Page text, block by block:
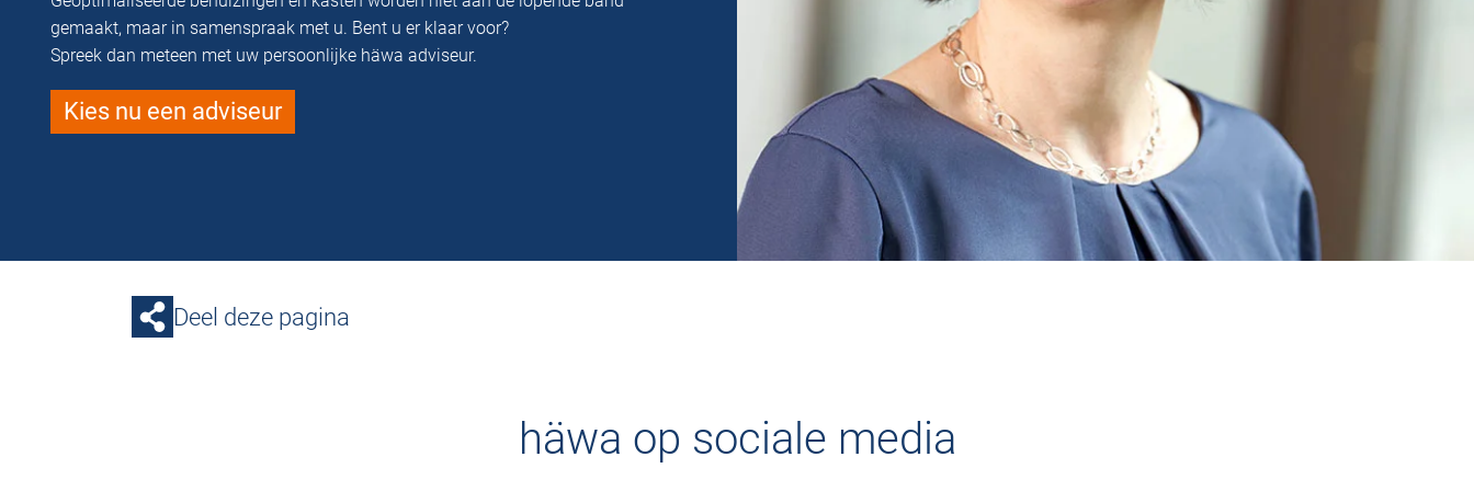
gemaakt, maar in samenspraak met u. Bent u er klaar voor?
Spreek dan meteen met uw persoonlijke häwa adviseur.
Kies nu een adviseur
Deel deze pagina
häwa op sociale media